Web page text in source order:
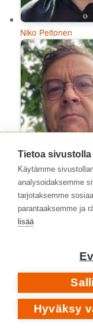
Niko Peltonen
Niko Toiskallio
Tietoa
Käytämme
analysoidaksemme
tarjotaksemme
parantaaksemme ja
lisää
Hyväksy